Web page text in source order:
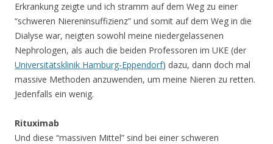
Erkrankung zeigte und ich stramm auf dem Weg zu einer
“schweren Niereninsuffizienz” und somit auf dem Weg in die
Dialyse war, neigten sowohl meine niedergelassenen
Nephrologen, als auch die beiden Professoren im UKE (der
Universitätsklinik Hamburg-Eppendorf) dazu, dann doch mal
massive Methoden anzuwenden, um meine Nieren zu retten.
Jedenfalls ein wenig.
Rituximab
Und diese “massiven Mittel” sind bei einer schweren